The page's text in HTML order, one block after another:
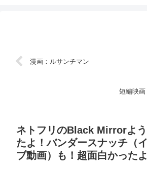
漫画：ルサンチマン
短編映画
ネトフリのBlack Mirrorよ
たよ！バンダースナッチ（
ブ動画）も！超面白かったよ